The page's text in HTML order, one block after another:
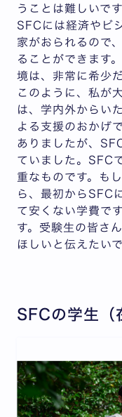
うことは難しいで
SFCには経済やビ
家がおられるので
ることができます
境は、非常に希少
このように、私が
は、学内外からい
よる支援のおかげ
ありましたが、
ていました。SFC
重なものです。も
ら、最初からSFC
て安くない学費で
す。受験生の皆さ
ほしいと伝えたいで
SFCの学生（